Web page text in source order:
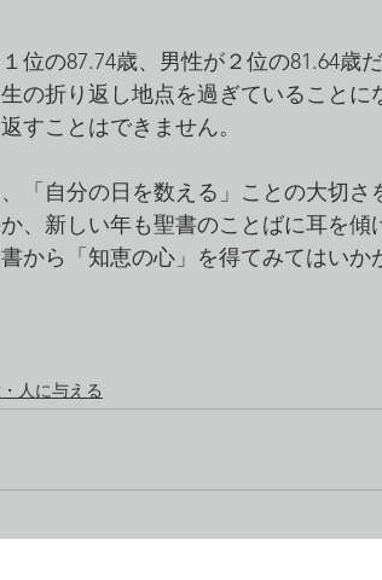
位の87.74歳、男性が２位の81.64歳
の折り返し地点を過ぎていることに
すことはできません。
「自分の日を数える」ことの大切さ
、新しい年も聖書のことばに耳を傾
から「知恵の心」を得てみてはいか
人に与える